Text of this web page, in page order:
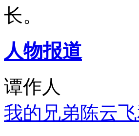
长。
人物报道
谭作人
我的兄弟陈云